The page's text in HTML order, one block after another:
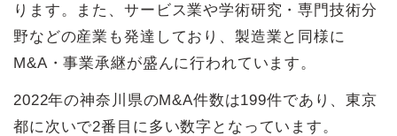
ります。また、サービス業や学術研究・専門技術分
野などの産業も発達しており、製造業と同様に
M&A・事業承継が盛んに行われています。
2022年の神奈川県のM&A件数は199件であり、東京
都に次いで2番目に多い数字となっています。